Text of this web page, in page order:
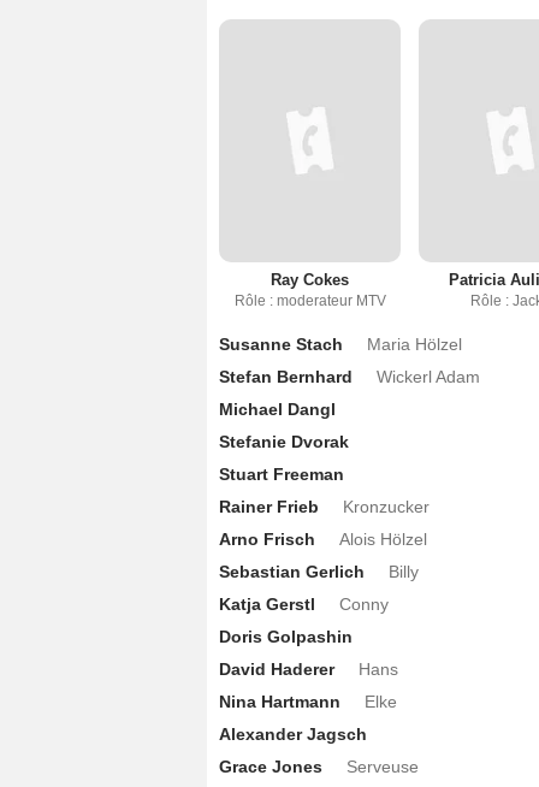
Ray Cokes
Rôle : moderateur MTV
Patricia
Rôle :
Susanne Stach
Maria Hölzel
Stefan Bernhard
Wickerl Adam
Michael Dangl
Stefanie Dvorak
Stuart Freeman
Rainer Frieb
Kronzucker
Arno Frisch
Alois Hölzel
Sebastian Gerlich
Billy
Katja Gerstl
Conny
Doris Golpashin
David Haderer
Hans
Nina Hartmann
Elke
Alexander Jagsch
Grace Jones
Serveuse